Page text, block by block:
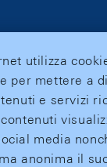
utilizza
per mettere a
e servizi
media
anonima il